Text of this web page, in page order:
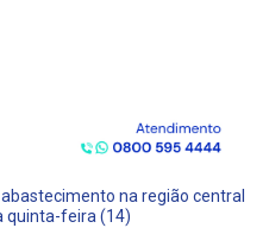
na região central
quinta-feira (14)